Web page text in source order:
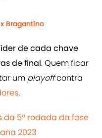
Bragantino
de cada chave
de final. Quem ficar
um playoffcontra
.
da 5ª rodada da fase
2023